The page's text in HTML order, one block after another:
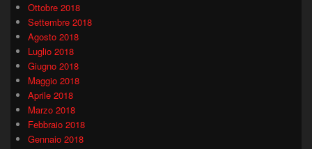
Ottobre 2018
Settembre 2018
Agosto 2018
Luglio 2018
Giugno 2018
Maggio 2018
Aprile 2018
Marzo 2018
Febbraio 2018
Gennaio 2018